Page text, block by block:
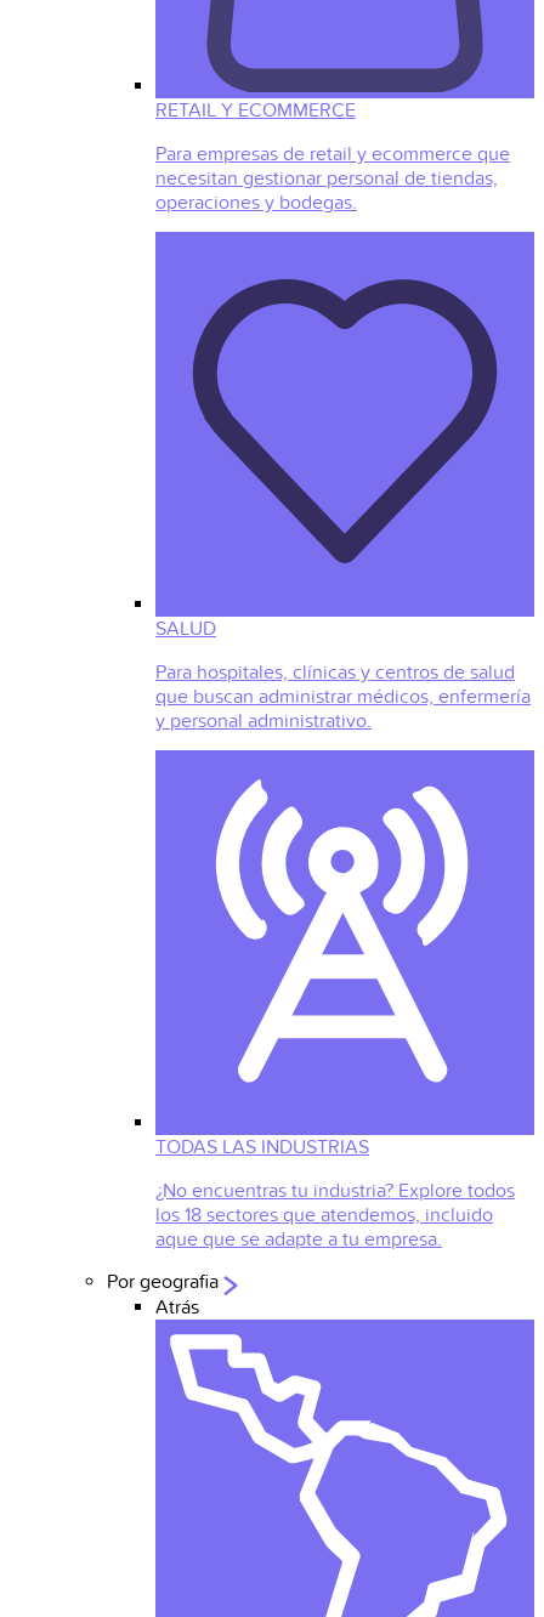
RETAIL Y ECOMMERCE
Para empresas de retail y ecommerce que
necesitan gestionar personal de tiendas,
operaciones y bodegas.
SALUD
Para hospitales, clínicas y centros de salud
que buscan administrar médicos, enfermería
y personal administrativo.
TODAS LAS INDUSTRIAS
¿No encuentras tu industria? Explore todos
los 18 sectores que atendemos, incluido
aque que se adapte a tu empresa.
Por geografia
Atrás